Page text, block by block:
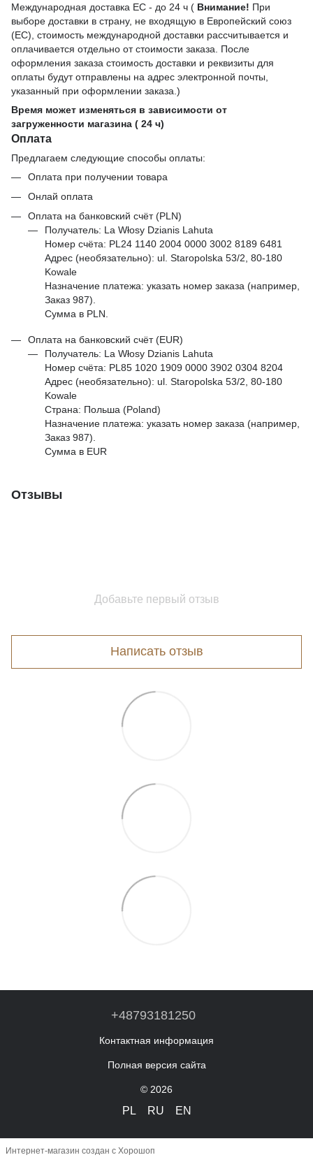
Международная доставка ЕС - до 24 ч ( Внимание! При
выборе доставки в страну, не входящую в Европейский союз
(ЕС), стоимость международной доставки рассчитывается и
оплачивается отдельно от стоимости заказа. После
оформления заказа стоимость доставки и реквизиты для
оплаты будут отправлены на адрес электронной почты,
указанный при оформлении заказа.)
Время может изменяться в зависимости от
загруженности магазина ( 24 ч)
Оплата
Предлагаем следующие способы оплаты:
Оплата при получении товара
Онлай оплата
Оплата на банковский счёт (PLN)
Получатель: La Włosy Dzianis Lahuta
Номер счёта: PL24 1140 2004 0000 3002 8189 6481
Адрес (необязательно): ul. Staropolska 53/2, 80-180
Kowale
Назначение платежа: указать номер заказа (например,
Заказ 987).
Сумма в PLN.
Оплата на банковский счёт (EUR)
Получатель: La Włosy Dzianis Lahuta
Номер счёта: PL85 1020 1909 0000 3902 0304 8204
Адрес (необязательно): ul. Staropolska 53/2, 80-180
Kowale
Страна: Польша (Poland)
Назначение платежа: указать номер заказа (например,
Заказ 987).
Сумма в EUR
Отзывы
Добавьте первый отзыв
Написать отзыв
+48793181250
Контактная информация
Полная версия сайта
© 2026
PL RU EN
Интернет-магазин создан с Хорошоп